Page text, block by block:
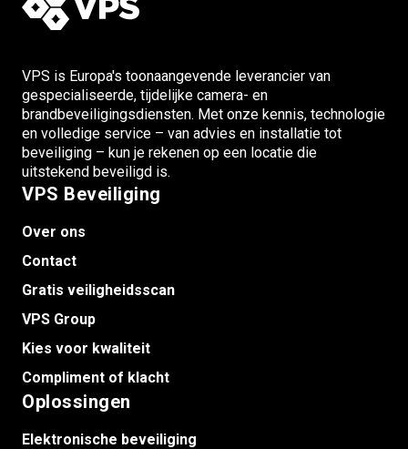
VPS is Europa's toonaangevende leverancier van
gespecialiseerde, tijdelijke camera- en
brandbeveiligingsdiensten. Met onze kennis, technologie
en volledige service – van advies en installatie tot
beveiliging – kun je rekenen op een locatie die
uitstekend beveiligd is.
VPS Beveiliging
Over ons
Contact
Gratis veiligheidsscan
VPS Group
Kies voor kwaliteit
Compliment of klacht
Oplossingen
Elektronische beveiliging